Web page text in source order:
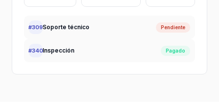
#309Soporte técnico Pendiente
#340Inspección Pagado